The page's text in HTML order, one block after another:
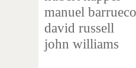
manuel barrueco
david russell
john williams